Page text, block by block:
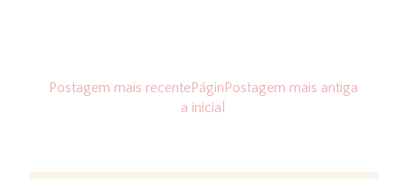
Postagem mais recente Postagem mais antiga
Págin
a inicial